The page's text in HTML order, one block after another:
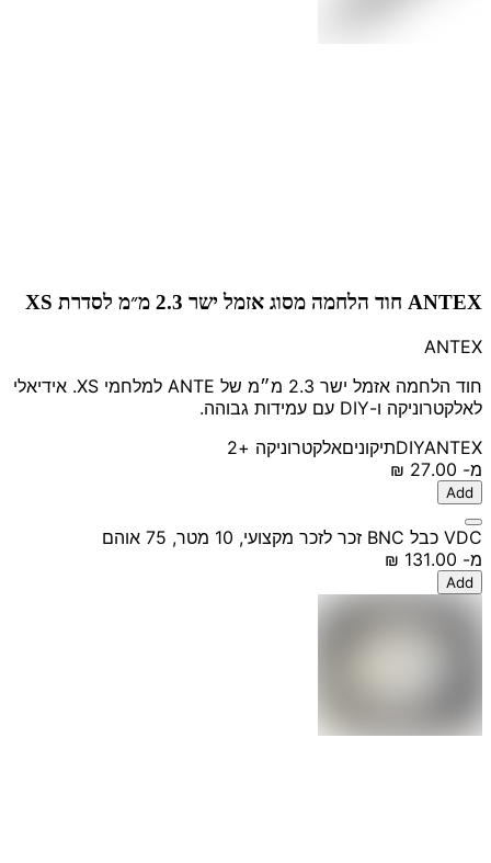
ANTEX חוד הלחמה מסוג אזמל ישר 2.3 מ״מ לסדרת XS
ANTEX
חוד הלחמה אזמל ישר 2.3 מ״מ של ANTE למלחמי XS. אידיאלי
לאלקטרוניקה ו-DIY עם עמידות גבוהה.
DIYANTEX תיקוניםאלקטרוניקה +2
מ-
Add
VDC כבל BNC זכר לזכר מקצועי, 10 מטר, 75 אוהם
מ-
Add